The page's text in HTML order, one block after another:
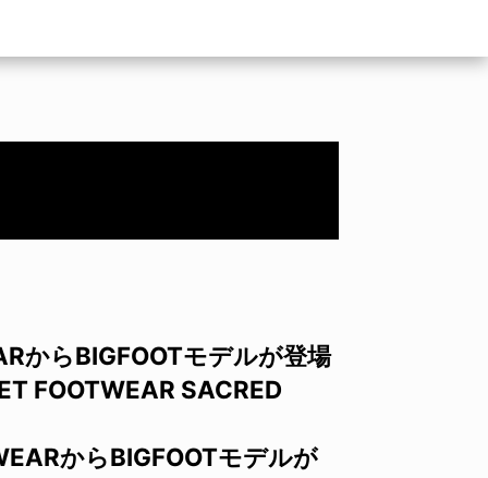
からBIGFOOTモデルが登場
FOOTWEAR SACRED
からBIGFOOTモデルが